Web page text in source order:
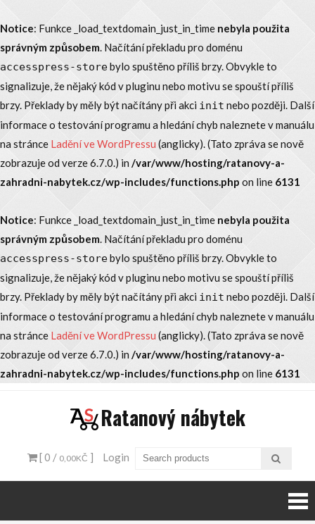
Notice: Funkce _load_textdomain_just_in_time nebyla použita
správným způsobem. Načítání překladu pro doménu
accesspress-storebylo spuštěno příliš brzy. Obvykle to
signalizuje, že nějaký kód v pluginu nebo motivu se spouští příliš
brzy. Překlady by měly být načítány při akci init nebo později. Další
informace o testování programu a hledání chyb naleznete v manuálu
na stránce Ladění ve WordPressu (anglicky). (Tato zpráva se nově
zobrazuje od verze 6.7.0.) in/var/www/hosting/ratanovy-a-
zahradni-nabytek.cz/wp-includes/functions.php on line 6131
Notice: Funkce _load_textdomain_just_in_time nebyla použita
správným způsobem. Načítání překladu pro doménu
accesspress-storebylo spuštěno příliš brzy. Obvykle to
signalizuje, že nějaký kód v pluginu nebo motivu se spouští příliš
brzy. Překlady by měly být načítány při akci init nebo později. Další
informace o testování programu a hledání chyb naleznete v manuálu
na stránce Ladění ve WordPressu (anglicky). (Tato zpráva se nově
zobrazuje od verze 6.7.0.) in/var/www/hosting/ratanovy-a-
zahradni-nabytek.cz/wp-includes/functions.php on line 6131
Ratanový nábytek
[ 0 / 0,00KČ ] Login